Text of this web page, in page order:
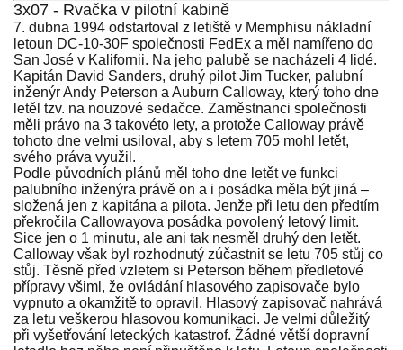
3x07 - Rvačka v pilotní kabině
7. dubna 1994 odstartoval z letiště v Memphisu nákladní
letoun DC-10-30F společnosti FedEx a měl namířeno do
San José v Kalifornii. Na jeho palubě se nacházeli 4 lidé.
Kapitán David Sanders, druhý pilot Jim Tucker, palubní
inženýr Andy Peterson a Auburn Calloway, který toho dne
letěl tzv. na nouzové sedačce. Zaměstnanci společnosti
měli právo na 3 takovéto lety, a protože Calloway právě
tohoto dne velmi usiloval, aby s letem 705 mohl letět,
svého práva využil.
Podle původních plánů měl toho dne letět ve funkci
palubního inženýra právě on a i posádka měla být jiná –
složená jen z kapitána a pilota. Jenže při letu den předtím
překročila Callowayova posádka povolený letový limit.
Sice jen o 1 minutu, ale ani tak nesměl druhý den letět.
Calloway však byl rozhodnutý zúčastnit se letu 705 stůj co
stůj. Těsně před vzletem si Peterson během předletové
přípravy všiml, že ovládání hlasového zapisovače bylo
vypnuto a okamžitě to opravil. Hlasový zapisovač nahrává
za letu veškerou hlasovou komunikaci. Je velmi důležitý
při vyšetřování leteckých katastrof. Žádné větší dopravní